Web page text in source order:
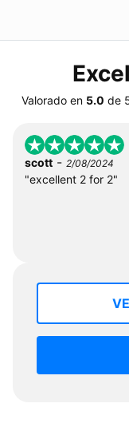
Valorado en 5.0 de
scott - 2/08/2024
"excellent 2 for 2"